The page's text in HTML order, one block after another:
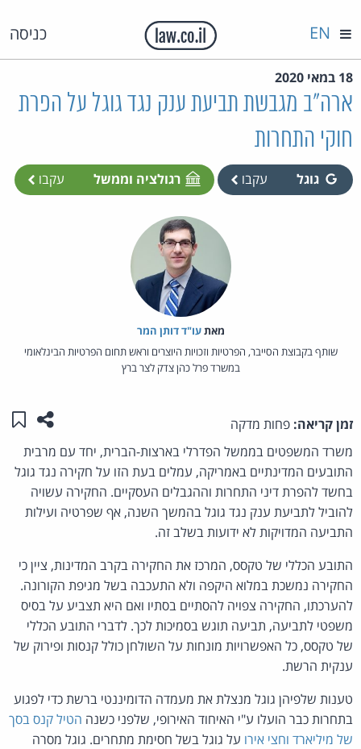
כניסה EN
18 במאי 2020
ארה"ב מגבשת תביעת ענק נגד גוגל על הפרת
חוקי התחרות
גוגל עקבו רגולציה וממשל עקבו
מאת‏עו"ד דותן המר
שותף בקבוצת הסייבר, הפרטיות וזכויות היוצרים וראש תחום הפרטיות הבינלאומי
במשרד פרל כהן צדק לצר ברץ
זמן קריאה: פחות מדקה שתפו
משרד המשפטים בממשל הפדרלי בארצות-הברית, יחד עם מרבית
התובעים המדינתיים באמריקה, עמלים בעת הזו על חקירה נגד גוגל
בחשד להפרת דיני התחרות וההגבלים העסקיים. החקירה עשויה
להוביל לתביעת ענק נגד גוגל בהמשך השנה, אף שפרטיה ועילות
התביעה המדויקות לא ידועות בשלב זה.
התובע הכללי של טקסס, המרכז את החקירה בקרב המדינות, ציין כי
החקירה נמשכת במלוא היקפה ולא התעכבה בשל מגיפת הקורונה.
להערכתו, החקירה צפויה להסתיים בסתיו ואם היא תצביע על בסיס
משפטי לתביעה, תביעה תוגש בסמיכות לכך. לדברי התובע הכללי
של טקסס, כל האפשרויות מונחות על השולחן כולל קנסות ופירוק של
ענקית הרשת.
טענות שלפיהן גוגל מנצלת את מעמדה הדומיננטי ברשת כדי לפגוע
בתחרות כבר הועלו ע"י האיחוד האירופי, שלפני כשנה הטיל קנס בסך
של מיליארד וחצי אירו על גוגל בשל חסימת מתחרים. גוגל מסרה